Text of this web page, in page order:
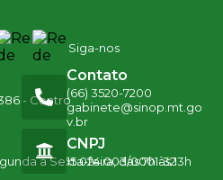
Siga-nos
- Centro
Contato
(66) 3520-7200
gabinete@sinop.mt.go
v.br
a Sexta-feira, das 7h às 13h
CNPJ
15.024.003/0001-32